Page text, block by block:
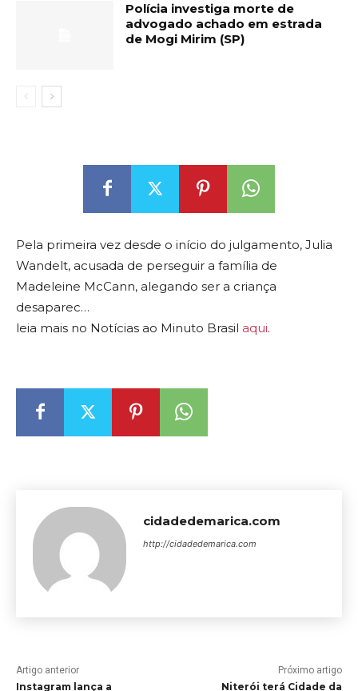
Polícia investiga morte de
advogado achado em estrada
de Mogi Mirim (SP)
Pela primeira vez desde o início do julgamento, Julia
Wandelt, acusada de perseguir a família de
Madeleine McCann, alegando ser a criança
desaparec…
leia mais no Notícias ao Minuto Brasil aqui.
cidadedemarica.com
http://cidadedemarica.com
Artigo anterior
Instagram lança a
Próximo artigo
Niterói terá Cidade da